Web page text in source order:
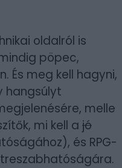
oldalról is
pöpec,
És meg kell hagyni,
hangsúlyt
melle
mi kell a jó
és RPG-